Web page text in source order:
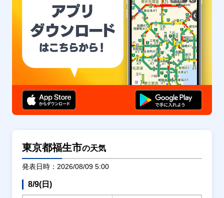
東京都福生市の天気
発表日時：2026/08/09 5:00
8/9(日)